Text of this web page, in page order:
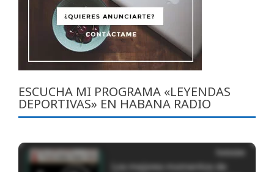
ESCUCHA MI PROGRAMA «LEYENDAS
DEPORTIVAS» EN HABANA RADIO